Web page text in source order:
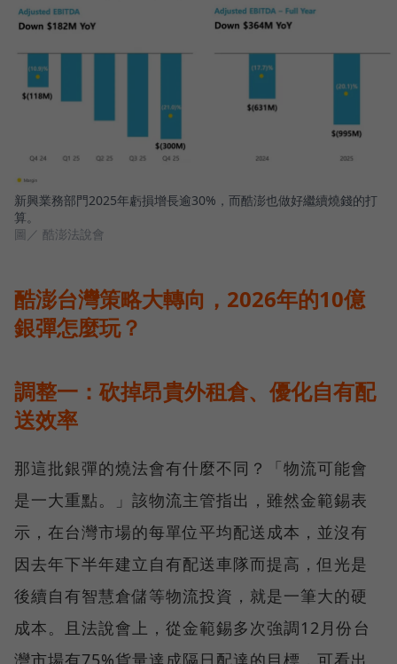
新興業務部門2025年虧損增長逾30%，而酷澎也做好繼續燒錢的打
算。
圖／ 酷澎法說會
酷澎台灣策略大轉向，2026年的10億
銀彈怎麼玩？
調整一：砍掉昂貴外租倉、優化自有配
送效率
那這批銀彈的燒法會有什麼不同？「物流可能會
是一大重點。」該物流主管指出，雖然金範錫表
示，在台灣市場的每單位平均配送成本，並沒有
因去年下半年建立自有配送車隊而提高，但光是
後續自有智慧倉儲等物流投資，就是一筆大的硬
成本。且法說會上，從金範錫多次強調12月份台